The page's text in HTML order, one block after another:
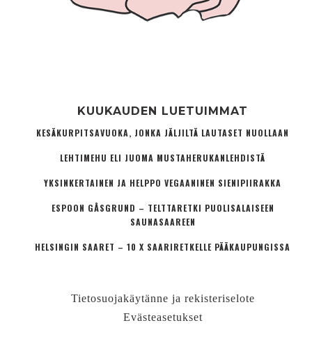
KUUKAUDEN LUETUIMMAT
KESÄKURPITSAVUOKA, JONKA JÄLJILTÄ LAUTASET NUOLLAAN
LEHTIMEHU ELI JUOMA MUSTAHERUKANLEHDISTÄ
YKSINKERTAINEN JA HELPPO VEGAANINEN SIENIPIIRAKKA
ESPOON GÅSGRUND – TELTTARETKI PUOLISALAISEEN
SAUNASAAREEN
HELSINGIN SAARET – 10 X SAARIRETKELLE PÄÄKAUPUNGISSA
Tietosuojakäytänne ja rekisteriselote
Evästeasetukset